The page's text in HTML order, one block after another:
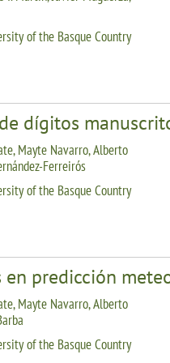
of the Basque Country
dígitos
Mayte Navarro, Alberto
Ferreirós
of the Basque Country
predicción
Mayte Navarro, Alberto
of the Basque Country